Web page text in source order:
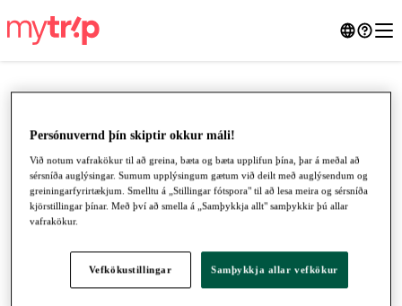
●●●
Persónuvernd þín skiptir okkur máli!
Við notum vafrakökur til að greina, bæta og bæta upplifun þína, þar á meðal að
sérsníða auglýsingar. Sumum upplýsingum gætum við deilt með auglýsendum og
greiningarfyrirtækjum. Smelltu á „Stillingar fótspora" til að lesa meira og sérsníða
kjörstillingar þínar. Með því að smella á „Samþykkja allt" samþykkir þú allar
vafrakökur.
Vefkökustillingar Samþykkja allar vefkökur